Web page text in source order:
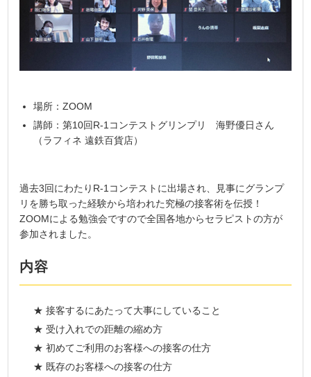
場所：ZOOM
講師：第10回R-1コンテストグリンプリ 海野優日さん
（ラフィネ 遠鉄百貨店）
過去3回にわたりR-1コンテストに出場され、見事にグランプ
リを勝ち取った経験から培われた究極の接客術を伝授！
ZOOMによる勉強会ですので全国各地からセラピストの方が
参加されました。
内容
★ 接客するにあたって大事にしていること
★ 受け入れでの距離の縮め方
★ 初めてご利用のお客様への接客の仕方
★ 既存のお客様への接客の仕方